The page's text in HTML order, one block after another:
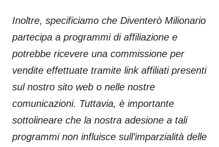
Inoltre, specificiamo che Diventerò Milionario
partecipa a programmi di affiliazione e
potrebbe ricevere una commissione per
vendite effettuate tramite link affiliati presenti
sul nostro sito web o nelle nostre
comunicazioni. Tuttavia, è importante
sottolineare che la nostra adesione a tali
programmi non influisce sull’imparzialità delle